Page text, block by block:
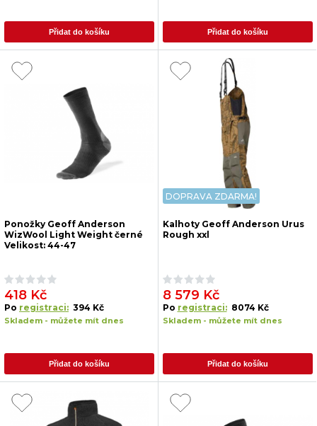
Přidat do košíku Přidat do košíku
Ponožky Geoff Anderson
WizWool Light Weight černé
Velikost: 44-47
418 Kč
Po registraci: 394 Kč
Skladem - můžete mít dnes
Přidat do košíku
DOPRAVA ZDARMA!
Kalhoty Geoff Anderson Urus
Rough xxl
8 579 Kč
Po registraci: 8074 Kč
Skladem - můžete mít dnes
Přidat do košíku